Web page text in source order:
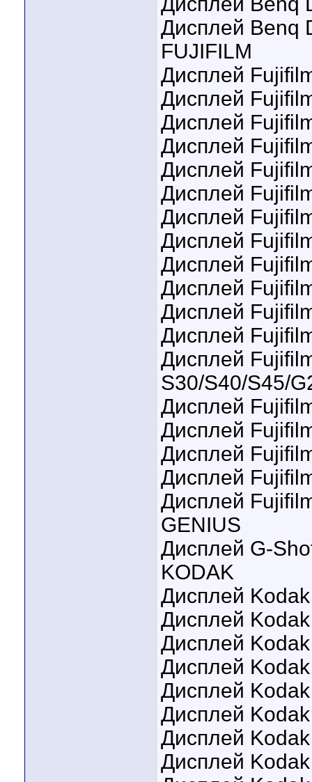
Дисплей Benq
FUJIFILM
Дисплей
Дисплей
Дисплей
Дисплей
Дисплей
Дисплей
Дисплей
Дисплей
Дисплей
Дисплей
Дисплей
Дисплей
Дисплей
S30/S40/S45/
Дисплей
Дисплей
Дисплей
Дисплей
Дисплей
GENIUS
Дисплей G-
KODAK
Дисплей
Дисплей
Дисплей
Дисплей
Дисплей
Дисплей
Дисплей
Дисплей